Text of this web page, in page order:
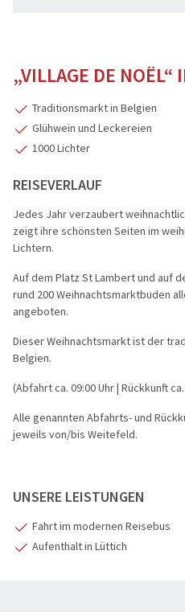
„VILLAGE DE NOËL“
Traditionsmarkt in Belgien
Glühwein und Leckereien
1000 Lichter
REISEVERLAUF
Jedes Jahr verzaubert
zeigt ihre schönsten Seiten im
Lichtern.
Auf dem Platz St Lambert und auf
rund 200 Weihnachtsmarktbuden
angeboten.
Dieser Weihnachtsmarkt ist der
Belgien.
(Abfahrt ca. 09:00 Uhr | Rückkunft
Alle genannten Abfahrts- und
jeweils von/bis Weitefeld.
UNSERE LEISTUNGEN
Fahrt im modernen Reisebus
Aufenthalt in Lüttich